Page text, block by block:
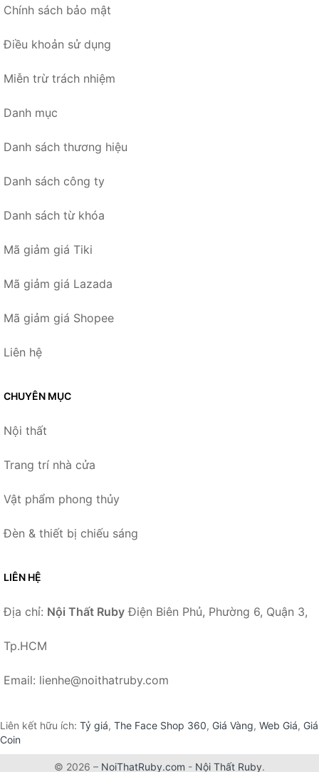
Chính sách bảo mật
Điều khoản sử dụng
Miễn trừ trách nhiệm
Danh mục
Danh sách thương hiệu
Danh sách công ty
Danh sách từ khóa
Mã giảm giá Tiki
Mã giảm giá Lazada
Mã giảm giá Shopee
Liên hệ
CHUYÊN MỤC
Nội thất
Trang trí nhà cửa
Vật phẩm phong thủy
Đèn & thiết bị chiếu sáng
LIÊN HỆ
Địa chỉ: Nội Thất Ruby Điện Biên Phủ, Phường 6, Quận 3,
Tp.HCM
Email: lienhe@noithatruby.com
Liên kết hữu ích: Tỷ giá, The Face Shop 360, Giá Vàng, Web Giá, Giá
Coin
© 2026 – NoiThatRuby.com - Nội Thất Ruby.